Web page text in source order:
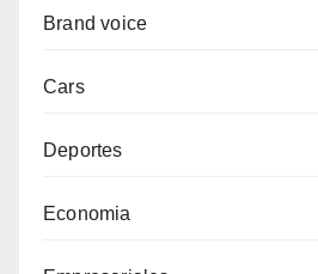
Brand voice
Cars
Deportes
Economia